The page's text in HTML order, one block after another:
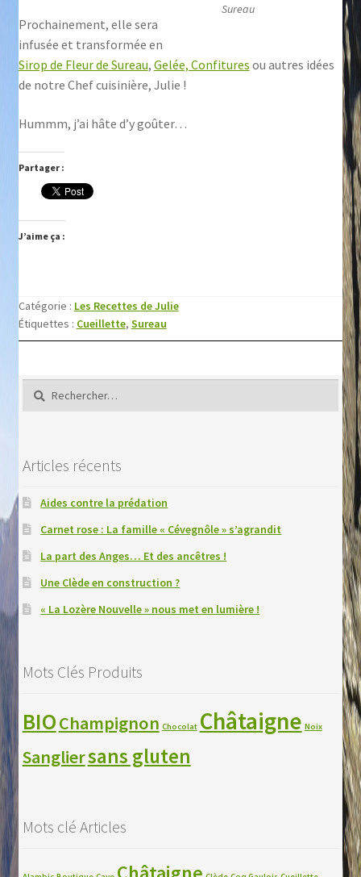
Sureau
Prochainement, elle sera
infusée et transformée en
Sirop de Fleur de Sureau, Gelée, Confitures ou autres idées
de notre Chef cuisinière, Julie !
Hummm, j’ai hâte d’y goûter…
Partager :
J’aime ça :
Catégorie : Les Recettes de Julie
Étiquettes : Cueillette, Sureau
Rechercher :
Articles récents
Aides contre la prédation
Carnet rose : La famille « Cévegnôle » s’agrandit
La part des Anges… Et des ancêtres !
Une Clède en construction ?
« La Lozère Nouvelle » nous met en lumière !
Mots Clés Produits
BIOChampignon Chocolat Châtaigne Noix
Sangliersans gluten
Mots clé Articles